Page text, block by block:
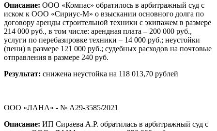
Описание: ООО «Компас» обратилось в арбитражный суд с
иском к ООО «Сириус-М» о взыскании основного долга по
договору аренды строительной техники с экипажем в размере
214 000 руб., в том числе: арендная плата – 200 000 руб.,
услуги по перебазировке техники – 14 000 руб.; неустойки
(пени) в размере 121 000 руб.; судебных расходов на почтовые
отправления в размере 240 руб.
Результат: снижена неустойка на 118 013,70 рублей
ООО «ЛАНА» - № А29-3585/2021
Описание: ИП Сираева А.Р. обратилась в арбитражный суд с